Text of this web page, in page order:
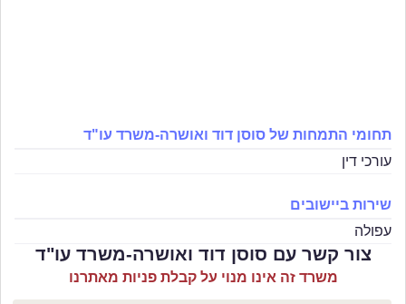
תחומי התמחות של סוסן דוד ואושרה-משרד עו"ד
עורכי דין
שירות ביישובים
עפולה
צור קשר עם סוסן דוד ואושרה-משרד עו"ד
משרד זה אינו מנוי על קבלת פניות מאתרנו